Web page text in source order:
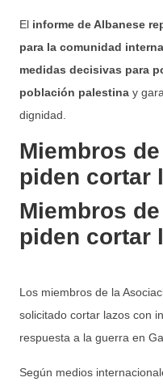
El informe de Albanese
para la comunidad
medidas decisivas para
población palestina y
dignidad.
Miembros
piden cortar
Miembros
piden cortar
Los miembros de la
solicitado cortar lazos con
respuesta a la guerra en
Según medios